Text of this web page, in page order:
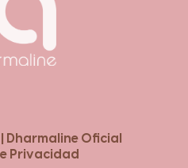
Oficial
Privacidad